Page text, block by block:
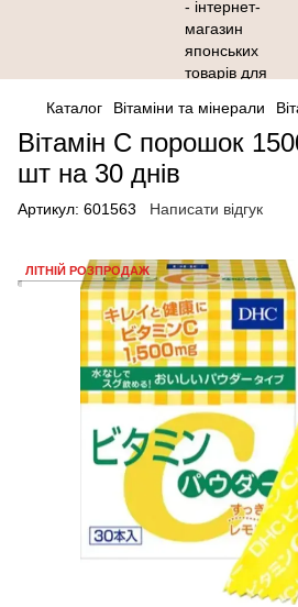
Каталог Вітаміни та мінерали
Вітамін С порошок
шт на 30 днів
Артикул: 601563 Написати відгук
ЛІТНІЙ РОЗПРОДАЖ